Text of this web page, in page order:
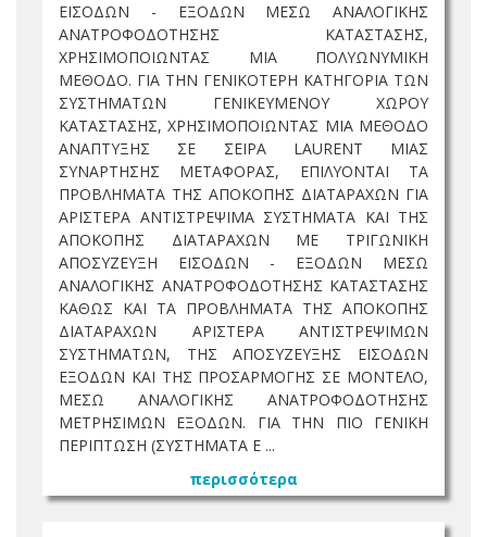
ΕΙΣΟΔΩΝ - ΕΞΟΔΩΝ ΜΕΣΩ ΑΝΑΛΟΓΙΚΗΣ
ΑΝΑΤΡΟΦΟΔΟΤΗΣΗΣ ΚΑΤΑΣΤΑΣΗΣ,
ΧΡΗΣΙΜΟΠΟΙΩΝΤΑΣ ΜΙΑ ΠΟΛΥΩΝΥΜΙΚΗ
ΜΕΘΟΔΟ. ΓΙΑ ΤΗΝ ΓΕΝΙΚΟΤΕΡΗ ΚΑΤΗΓΟΡΙΑ ΤΩΝ
ΣΥΣΤΗΜΑΤΩΝ ΓΕΝΙΚΕΥΜΕΝΟΥ ΧΩΡΟΥ
ΚΑΤΑΣΤΑΣΗΣ, ΧΡΗΣΙΜΟΠΟΙΩΝΤΑΣ ΜΙΑ ΜΕΘΟΔΟ
ΑΝΑΠΤΥΞΗΣ ΣΕ ΣΕΙΡΑ LAURENT ΜΙΑΣ
ΣΥΝΑΡΤΗΣΗΣ ΜΕΤΑΦΟΡΑΣ, ΕΠΙΛΥΟΝΤΑΙ ΤΑ
ΠΡΟΒΛΗΜΑΤΑ ΤΗΣ ΑΠΟΚΟΠΗΣ ΔΙΑΤΑΡΑΧΩΝ ΓΙΑ
ΑΡΙΣΤΕΡΑ ΑΝΤΙΣΤΡΕΨΙΜΑ ΣΥΣΤΗΜΑΤΑ ΚΑΙ ΤΗΣ
ΑΠΟΚΟΠΗΣ ΔΙΑΤΑΡΑΧΩΝ ΜΕ ΤΡΙΓΩΝΙΚΗ
ΑΠΟΣΥΖΕΥΞΗ ΕΙΣΟΔΩΝ - ΕΞΟΔΩΝ ΜΕΣΩ
ΑΝΑΛΟΓΙΚΗΣ ΑΝΑΤΡΟΦΟΔΟΤΗΣΗΣ ΚΑΤΑΣΤΑΣΗΣ
ΚΑΘΩΣ ΚΑΙ ΤΑ ΠΡΟΒΛΗΜΑΤΑ ΤΗΣ ΑΠΟΚΟΠΗΣ
ΔΙΑΤΑΡΑΧΩΝ ΑΡΙΣΤΕΡΑ ΑΝΤΙΣΤΡΕΨΙΜΩΝ
ΣΥΣΤΗΜΑΤΩΝ, ΤΗΣ ΑΠΟΣΥΖΕΥΞΗΣ ΕΙΣΟΔΩΝ
ΕΞΟΔΩΝ ΚΑΙ ΤΗΣ ΠΡΟΣΑΡΜΟΓΗΣ ΣΕ ΜΟΝΤΕΛΟ,
ΜΕΣΩ ΑΝΑΛΟΓΙΚΗΣ ΑΝΑΤΡΟΦΟΔΟΤΗΣΗΣ
ΜΕΤΡΗΣΙΜΩΝ ΕΞΟΔΩΝ. ΓΙΑ ΤΗΝ ΠΙΟ ΓΕΝΙΚΗ
ΠΕΡΙΠΤΩΣΗ (ΣΥΣΤΗΜΑΤΑ Ε ...
περισσότερα